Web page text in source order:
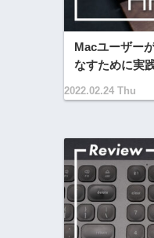
2022.02.24 Thu
Macユーザー
なすために実